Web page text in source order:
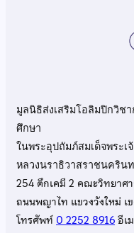
มูลนิธิส่งเสริมโอลิมปิกวิช
ศึกษา
ในพระอุปถัมภ์สมเด็จพระ
หลวงนราธิวาสราชนคริน
254 ตึกเคมี 2 คณะวิทยาศ
ถนนพญาไท แขวงวังใหม่
โทรศัพท์0 2252 8916อีเ